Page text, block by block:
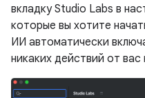
вкладку Studio Labs в
которые вы хотите
ИИ автоматически
никаких действий от вас